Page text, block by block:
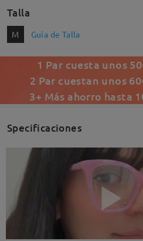
Talla
M Guía de Talla
1 Par cuesta unos
2 Par cuestan unos
3+ Más ahorro hasta
Specificaciones